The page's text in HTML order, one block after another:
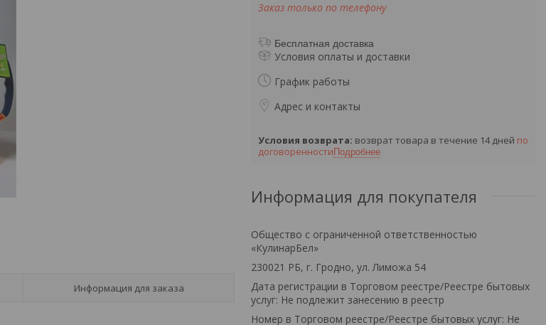
Информация для заказа
Заказ только по телефону
Бесплатная доставка
Условия оплаты и доставки
График работы
Адрес и контакты
возврат товара в течение 14 дней по
договоренности Подробнее
Информация для покупателя
Общество с ограниченной ответственностью
«КулинарБел»
230021 РБ, г. Гродно, ул. Лиможа 54
Дата регистрации в Торговом реестре/Реестре бытовых
услуг: Не подлежит занесению в реестр
Номер в Торговом реестре/Реестре бытовых услуг: Не